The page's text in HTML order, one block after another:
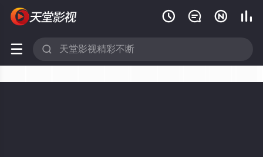
   
 